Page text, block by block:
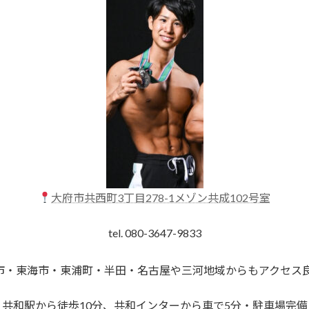
大府市共西町3丁目278-1メゾン共成102号室
tel. 080-3647-9833
・東海市・東浦町・半田・名古屋や三河地域からもアクセス
共和駅から徒歩10分、共和インターから車で5分・駐車場完備